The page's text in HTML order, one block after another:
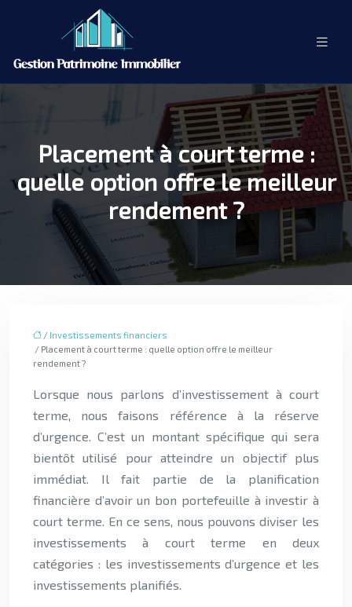
Placement à court terme :
quelle option offre le meilleur
rendement ?
/ Investissements financiers
/ Placement à court terme : quelle option offre le meilleur
rendement ?
Lorsque nous parlons d’investissement à court
terme, nous faisons référence à la réserve
d’urgence. C’est un montant spécifique qui sera
bientôt utilisé pour atteindre un objectif plus
immédiat. Il fait partie de la planification
financière d’avoir un bon portefeuille à investir à
court terme. En ce sens, nous pouvons diviser les
investissements à court terme en deux
catégories : les investissements d’urgence et les
investissements planifiés.